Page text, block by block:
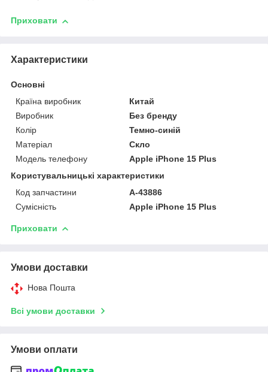
Приховати
Характеристики
Основні
Країна виробник
Китай
Виробник
Без бренду
Колір
Темно-синій
Матеріал
Скло
Модель телефону
Apple iPhone 15 Plus
Користувальницькі характеристики
Код запчастини
A-43886
Сумісність
Apple iPhone 15 Plus
Приховати
Умови доставки
Нова Пошта
Всі умови доставки
Умови оплати